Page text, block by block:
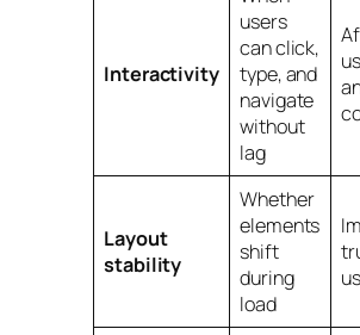
Interactivity
users
can click,
type, and
navigate
without
lag
Layout
stability
Whether
elements
shift
during
load